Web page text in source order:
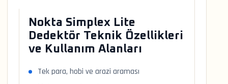
Nokta Simplex Lite
Dedektör Teknik Özellikleri
ve Kullanım Alanları
Tek para, hobi ve arazi araması